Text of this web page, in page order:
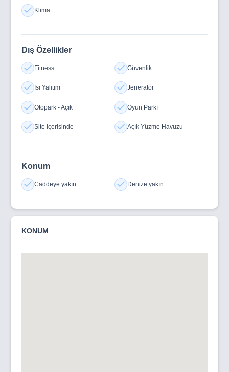
Klima
Dış Özellikler
Fitness Güvenlik
Isı Yalıtım Jeneratör
Otopark - Açık Oyun Parkı
Site içerisinde Açık Yüzme Havuzu
Konum
Caddeye yakın Denize yakın
KONUM